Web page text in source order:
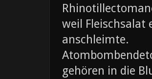
weil Fleischsalat
anschleimte.
gehören in die